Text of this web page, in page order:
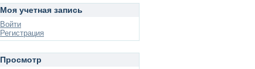
Моя учетная запись
Войти
Регистрация
Просмотр